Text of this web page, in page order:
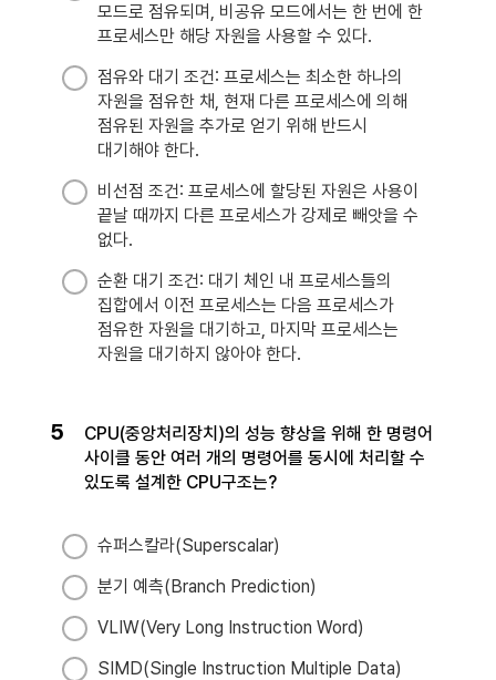
모드로 점유되며, 비공유 모드에서는 한 번에 한
프로세스만 해당 자원을 사용할 수 있다.
점유와 대기 조건: 프로세스는 최소한 하나의
자원을 점유한 채, 현재 다른 프로세스에 의해
점유된 자원을 추가로 얻기 위해 반드시
대기해야 한다.
비선점 조건: 프로세스에 할당된 자원은 사용이
끝날 때까지 다른 프로세스가 강제로 빼앗을 수
없다.
순환 대기 조건: 대기 체인 내 프로세스들의
집합에서 이전 프로세스는 다음 프로세스가
점유한 자원을 대기하고, 마지막 프로세스는
자원을 대기하지 않아야 한다.
5
CPU(중앙처리장치)의 성능 향상을 위해 한 명령어
사이클 동안 여러 개의 명령어를 동시에 처리할 수
있도록 설계한 CPU구조는?
슈퍼스칼라(Superscalar)
분기 예측(Branch Prediction)
VLIW(Very Long Instruction Word)
SIMD(Single Instruction Multiple Data)